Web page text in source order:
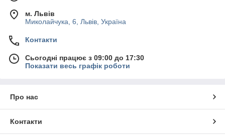
м. Львів
Миколайчука, 6, Львів, Україна
Контакти
Сьогодні працює з 09:00 до 17:30
Показати весь графік роботи
Про нас
Контакти